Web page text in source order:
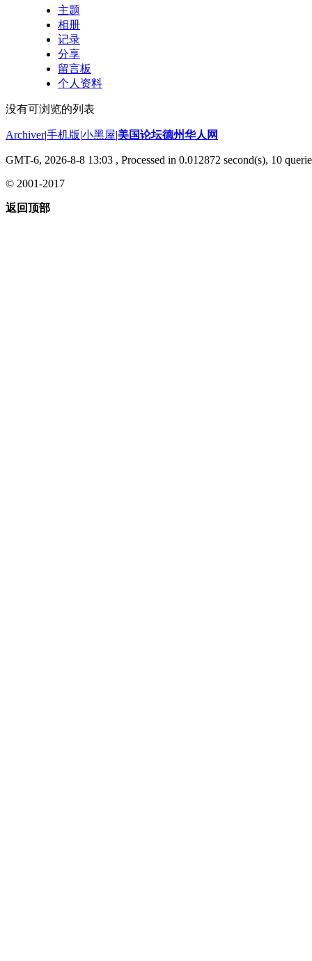
主题
相册
记录
分享
留言板
个人资料
没有可浏览的列表
Archiver|手机版|小黑屋|美国论坛德州华人网
GMT-6, 2026-8-8 13:03 , Processed in 0.012872 second(s), 10
© 2001-2017
返回顶部